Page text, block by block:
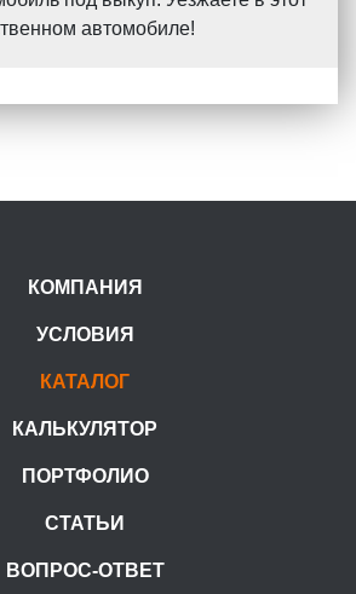
автомобиле!
КОМПАНИЯ
УСЛОВИЯ
КАТАЛОГ
КАЛЬКУЛЯТОР
ПОРТФОЛИО
СТАТЬИ
ВОПРОС-ОТВЕТ